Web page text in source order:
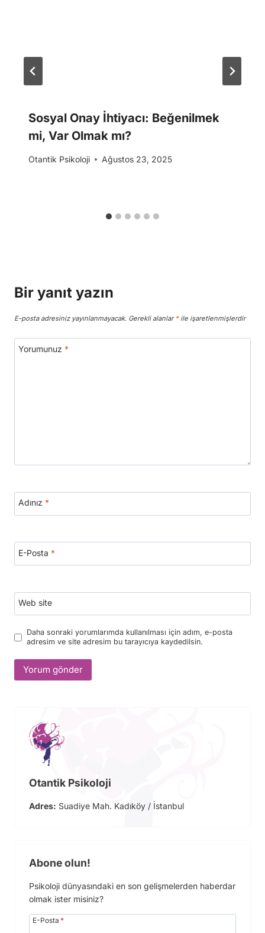
Sosyal Onay İhtiyacı: Beğenilmek
mi, Var Olmak mı?
Otantik Psikoloji Ağustos 23, 2025
Bir yanıt yazın
E-posta adresiniz yayınlanmayacak. Gerekli alanlar *ile işaretlenmişlerdir
Yorumunuz *
Adınız *
E-Posta *
Web site
Daha sonraki yorumlarımda kullanılması için adım, e-posta
adresim ve site adresim bu tarayıcıya kaydedilsin.
Otantik Psikoloji
Adres: Suadiye Mah. Kadıköy / İstanbul
Abone olun!
Psikoloji dünyasındaki en son gelişmelerden haberdar
olmak ister misiniz?
E-Posta *